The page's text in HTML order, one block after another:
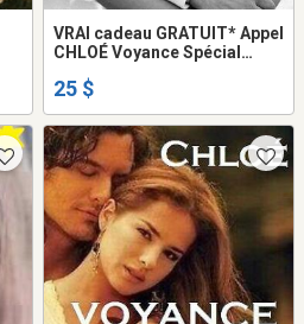
VRAI cadeau GRATUIT* Appel
CHLOÉ Voyance Spécial
couple Prédictions 2026
100% JUSTE Chloé Tel: 514-
969-2563
25 $